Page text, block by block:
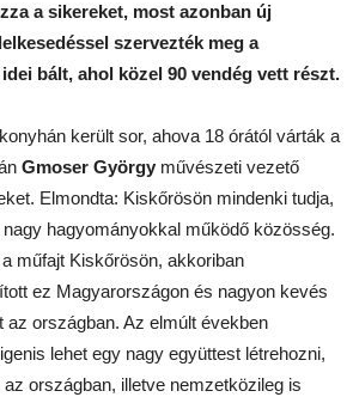
a sikereket, most azonban új
szervezték meg a
bált, ahol közel 90 vendég vett részt.
került sor, ahova 18 órától várták a
Gmoser György művészeti vezető
Elmondta: Kiskőrösön mindenki tudja,
hagyományokkal működő közösség.
műfajt Kiskőrösön, akkoriban
ez Magyarországon és nagyon kevés
az országban. Az elmúlt években
lehet egy nagy együttest létrehozni,
országban, illetve nemzetközileg is